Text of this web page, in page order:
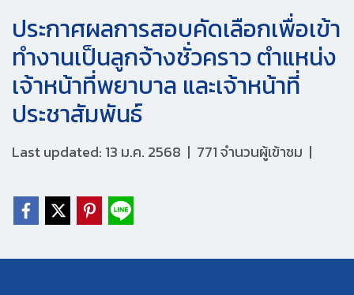
ประกาศผลการสอบคัดเลือกเพื่อเข้า
ทำงานเป็นลูกจ้างชั่วคราว ตำแหน่ง
เจ้าหน้าที่พยาบาล และเจ้าหน้าที่
ประชาสัมพันธ์
Last updated: 13 ม.ค. 2568 | 771 จำนวนผู้เข้าชม |